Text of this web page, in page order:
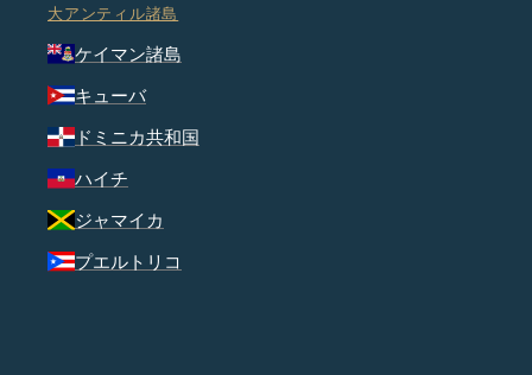
大アンティル諸島
ケイマン諸島
キューバ
ドミニカ共和国
ハイチ
ジャマイカ
プエルトリコ